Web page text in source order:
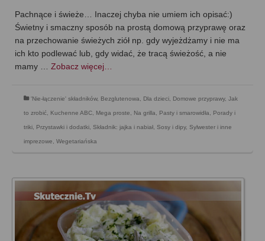
Pachnące i świeże… Inaczej chyba nie umiem ich opisać:)
Świetny i smaczny sposób na prostą domową przyprawę oraz
na przechowanie świeżych ziół np. gdy wyjeżdżamy i nie ma
ich kto podlewać lub, gdy widać, że tracą świeżość, a nie
mamy … Zobacz więcej…
'Nie-łączenie' składników, Bezglutenowa, Dla dzieci, Domowe przyprawy, Jak
to zrobić, Kuchenne ABC, Mega proste, Na grilla, Pasty i smarowidła, Porady i
triki, Przystawki i dodatki, Składnik: jajka i nabiał, Sosy i dipy, Sylwester i inne
imprezowe, Wegetariańska